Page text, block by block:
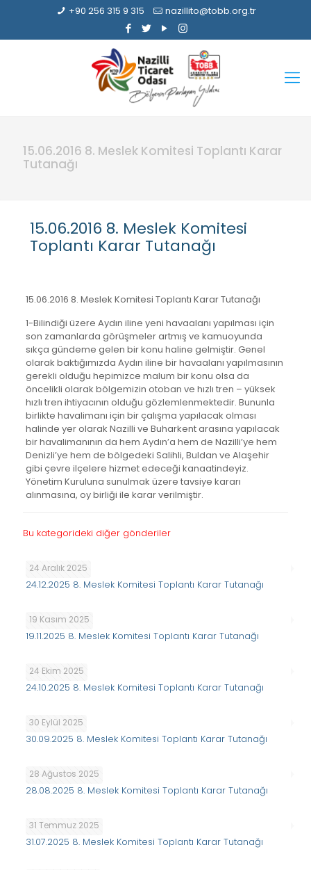
+90 256 315 9 315 nazillito@tobb.org.tr
15.06.2016 8. Meslek Komitesi Toplantı Karar
Tutanağı
15.06.2016 8. Meslek Komitesi
Toplantı Karar Tutanağı
15.06.2016 8. Meslek Komitesi Toplantı Karar Tutanağı
1-Bilindiği üzere Aydın iline yeni havaalanı yapılması için
son zamanlarda görüşmeler artmış ve kamuoyunda
sıkça gündeme gelen bir konu haline gelmiştir. Genel
olarak baktığımızda Aydın iline bir havaalanı yapılmasının
gerekli olduğu hepimizce malum bir konu olsa da
öncelikli olarak bölgemizin otoban ve hızlı tren – yüksek
hızlı tren ihtiyacının olduğu gözlemlenmektedir. Bununla
birlikte havalimanı için bir çalışma yapılacak olması
halinde yer olarak Nazilli ve Buharkent arasına yapılacak
bir havalimanının da hem Aydın’a hem de Nazilli’ye hem
Denizli’ye hem de bölgedeki Salihli, Buldan ve Alaşehir
gibi çevre ilçelere hizmet edeceği kanaatindeyiz.
Yönetim Kuruluna sunulmak üzere tavsiye kararı
alınmasına, oy birliği ile karar verilmiştir.
Bu kategorideki diğer gönderiler
24 Aralık 2025
24.12.2025 8. Meslek Komitesi Toplantı Karar Tutanağı
19 Kasım 2025
19.11.2025 8. Meslek Komitesi Toplantı Karar Tutanağı
24 Ekim 2025
24.10.2025 8. Meslek Komitesi Toplantı Karar Tutanağı
30 Eylül 2025
30.09.2025 8. Meslek Komitesi Toplantı Karar Tutanağı
28 Ağustos 2025
28.08.2025 8. Meslek Komitesi Toplantı Karar Tutanağı
31 Temmuz 2025
31.07.2025 8. Meslek Komitesi Toplantı Karar Tutanağı